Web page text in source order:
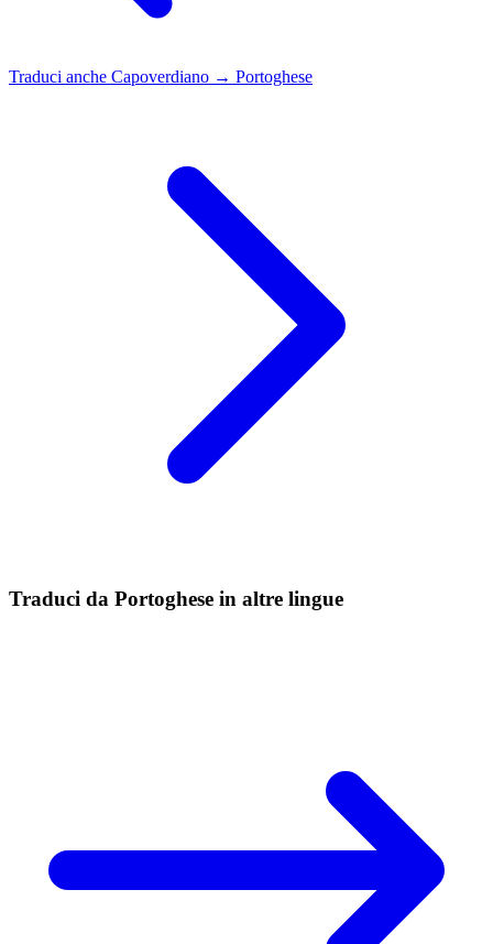
Traduci anche Capoverdiano → Portoghese
Traduci da Portoghese in altre lingue